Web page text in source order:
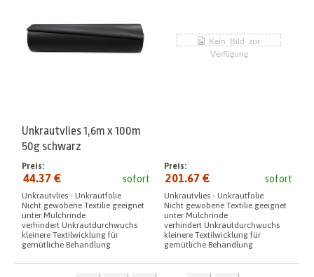
Unkrautvlies 1,6m x 100m
50g schwarz
sofort
Preis:
44.37 €
Unkrautvlies - Unkrautfolie
Nicht gewobene Textilie geeignet
unter Mulchrinde
verhindert Unkrautdurchwuchs
kleinere Textilwicklung für
gemütliche Behandlung
sofort
Preis:
201.67 €
Unkrautvlies - Unkrautfolie
Nicht gewobene Textilie geeignet
unter Mulchrinde
verhindert Unkrautdurchwuchs
kleinere Textilwicklung für
gemütliche Behandlung